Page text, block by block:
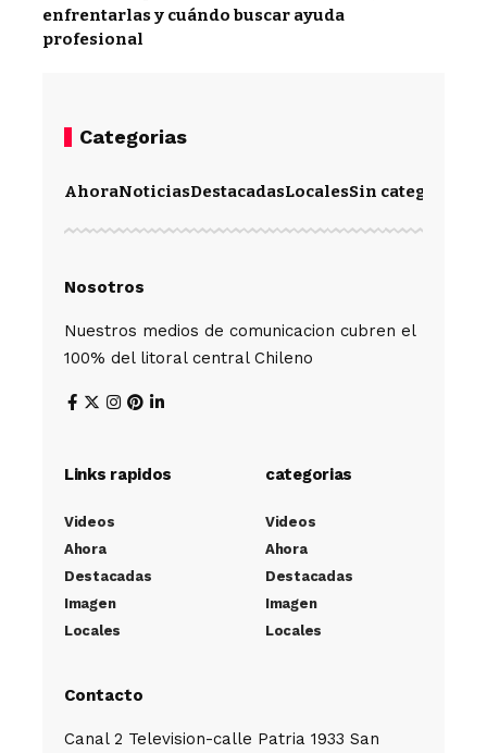
enfrentarlas y cuándo buscar ayuda
profesional
Categorias
AhoraNoticiasDestacadasLocalesSin categoría
Nosotros
Nuestros medios de comunicacion cubren el
100% del litoral central Chileno
Links rapidos
Videos
Ahora
Destacadas
Imagen
Locales
categorias
Videos
Ahora
Destacadas
Imagen
Locales
Contacto
Canal 2 Television-calle Patria 1933 San